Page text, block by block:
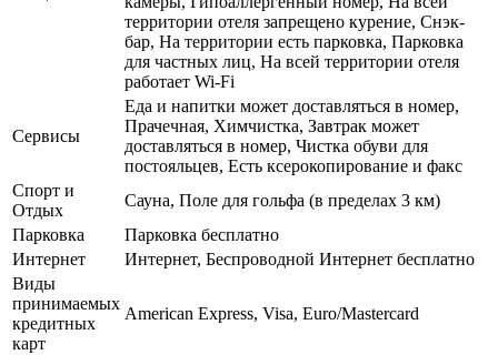
территории отеля запрещено курение, Снэк-
бар, На территории есть парковка, Парковка
для частных лиц, На всей территории отеля
работает Wi-Fi
Сервисы
Еда и напитки может доставляться в номер,
Прачечная, Химчистка, Завтрак может
доставляться в номер, Чистка обуви для
постояльцев, Есть ксерокопирование и факс
Спорт и
Отдых
Сауна, Поле для гольфа (в пределах 3 км)
Парковка
Парковка бесплатно
Интернет
Интернет, Беспроводной Интернет бесплатно
Виды
принимаемых
кредитных
карт
American Express, Visa, Euro/Mastercard